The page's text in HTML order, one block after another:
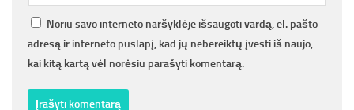
Noriu savo interneto naršyklėje išsaugoti vardą, el. pašto
adresą ir interneto puslapį, kad jų nebereiktų įvesti iš naujo,
kai kitą kartą vėl norėsiu parašyti komentarą.